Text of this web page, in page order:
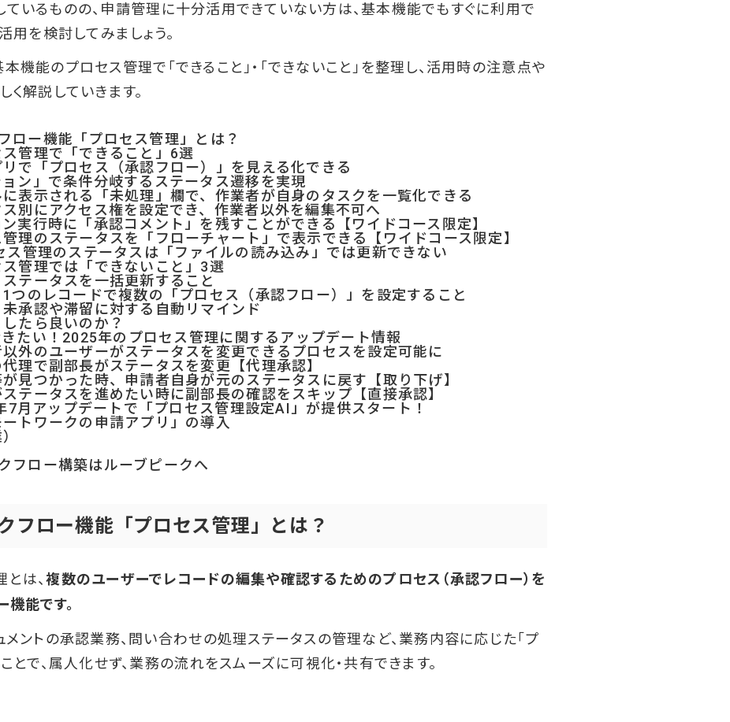
いるものの、申請管理に十分活用できていない方は、基本機能でもすぐに利用で
用を検討してみましょう。
機能のプロセス管理で「できること」・「できないこと」を整理し、活用時の注意点や
解説していきます。
ロー機能「プロセス管理」とは？
管理で「できること」6選
で「プロセス（承認フロー）」を見える化できる
ン」で条件分岐するステータス遷移を実現
表示される「未処理」欄で、作業者が自身のタスクを一覧化できる
別にアクセス権を設定でき、作業者以外を編集不可へ
実行時に「承認コメント」を残すことができる【ワイドコース限定】
理のステータスを「フローチャート」で表示できる【ワイドコース限定】
管理のステータスは「ファイルの読み込み」では更新できない
管理では「できないこと」3選
テータスを一括更新すること
つのレコードで複数の「プロセス（承認フロー）」を設定すること
承認や滞留に対する自動リマインド
たら良いのか？
たい！2025年のプロセス管理に関するアップデート情報
外のユーザーがステータスを変更できるプロセスを設定可能に
理で副部長がステータスを変更【代理承認】
見つかった時、申請者自身が元のステータスに戻す【取り下げ】
テータスを進めたい時に副部長の確認をスキップ【直接承認】
月アップデートで「プロセス管理設定AI」が提供スタート！
トワークの申請アプリ」の導入
フロー構築はルーブピークへ
フロー機能「プロセス管理」とは？
は、複数のユーザーでレコードの編集や確認するためのプロセス（承認フロー）を
能です。
メントの承認業務、問い合わせの処理ステータスの管理など、業務内容に応じた「プ
とで、属人化せず、業務の流れをスムーズに可視化・共有できます。